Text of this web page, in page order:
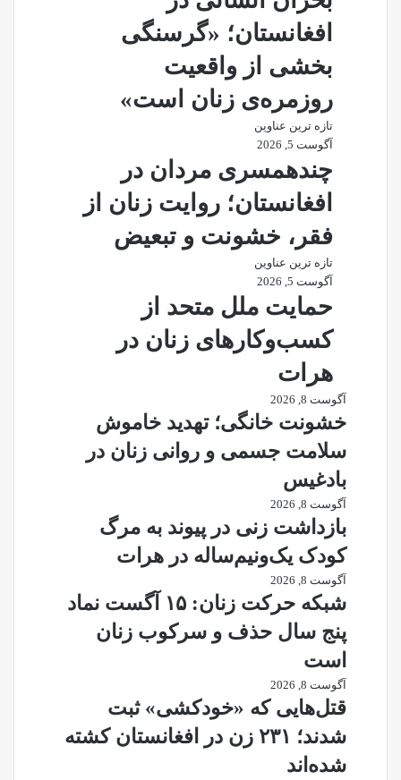
افغانستان؛ «گرسنگی
بخشی از واقعیت
روزمره‌ی زنان است»
تازه ترین عناوین
آگوست 5, 2026
چندهمسری مردان در
افغانستان؛ روایت زنان از
فقر، خشونت و تبعیض
تازه ترین عناوین
آگوست 5, 2026
حمایت ملل متحد از
کسب‌وکارهای زنان در
هرات
آگوست 8, 2026
خشونت خانگی؛ تهدید خاموش
سلامت جسمی و روانی زنان در
بادغیس
آگوست 8, 2026
بازداشت زنی در پیوند به مرگ
کودک یک‌ونیم‌ساله در هرات
آگوست 8, 2026
شبکه حرکت زنان: ۱۵ آگست نماد
پنج سال حذف و سرکوب زنان
است
آگوست 8, 2026
قتل‌هایی که «خودکشی» ثبت
شدند؛ ۲۳۱ زن در افغانستان کشته
شده‌اند